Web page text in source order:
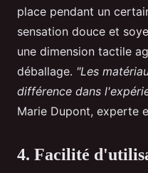
place pendant un
sensation douce et
une dimension tactile
déballage. "Les
différence dans
Marie Dupont, experte
4. Facilité